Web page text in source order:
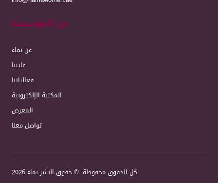
عن المؤسسة
عن نماء
غايتنا
فعالياتنا
المكتبة الإلكترونية
المعرض
تواصل معنا
كل الحقوق محفوظة. © حقوق النشر نماء 2026